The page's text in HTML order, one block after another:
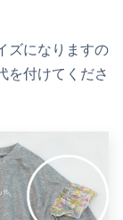
ズになりますの
を付けてくださ